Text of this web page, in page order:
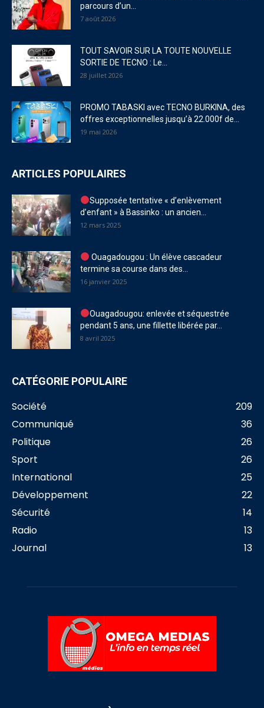
parcours d’un...
7 août 2026
TOUT SAVOIR SUR LA TOUTE NOUVELLE
SORTIE DE TECNO : Le...
28 juillet 2026
PROMO TABASKI avec TECNO BURKINA, des
offres exceptionnelles jusqu’à 22.000f de...
19 mai 2026
ARTICLES POPULAIRES
Supposée tentative « d’enlèvement
d’enfant » à Bassinko : un ancien...
12 mars 2025
Ouagadougou : Un élève cascadeur
termine sa course dans des...
16 janvier 2025
Ouagadougou: enlevée et séquestrée
pendant 5 ans, une fillette libérée par...
8 avril 2025
CATÉGORIE POPULAIRE
Société
209
Communiqué
36
Politique
26
Sport
26
International
25
Développement
22
Sécurité
14
Radio
13
Journal
13